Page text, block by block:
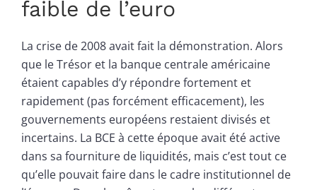
faible de l’euro
La crise de 2008 avait fait la démonstration. Alors
que le Trésor et la banque centrale américaine
étaient capables d’y répondre fortement et
rapidement (pas forcément efficacement), les
gouvernements européens restaient divisés et
incertains. La BCE à cette époque avait été active
dans sa fourniture de liquidités, mais c’est tout ce
qu’elle pouvait faire dans le cadre institutionnel de